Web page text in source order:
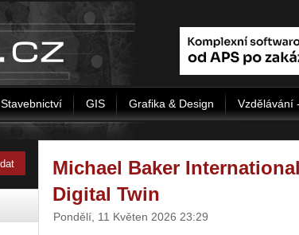
Stavebnictví GIS Grafika & Design Vzdělávání
Michael Baker
Digital Twin
Pondělí, 11 Květen 2026 23:29